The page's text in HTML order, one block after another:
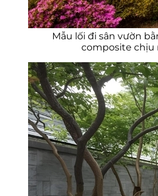
Mẫu lối đi sân vườn
composite chịu